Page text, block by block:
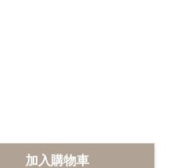
加入購物車